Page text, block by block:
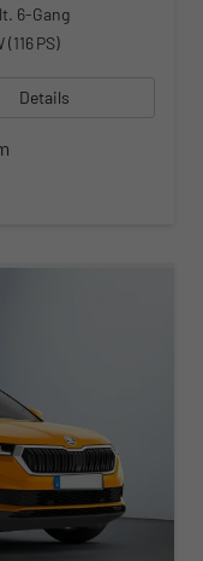
6-Gang
(116 PS)
Details